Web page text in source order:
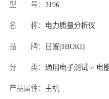
型 号： 3196
名 称： 电力质量分析仪
品 牌： 日置(HIOKI)
分 类： 通用电子测试 > 电
产品属性： 主机